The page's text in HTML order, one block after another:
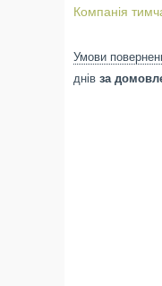
Компанія
днів за